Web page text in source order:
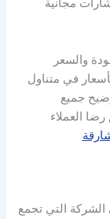
مجانية
والسعر
في متناول
جميع
العملاء
التي تجمع